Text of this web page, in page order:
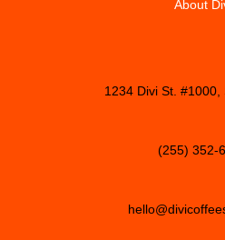
About
1234 Divi St. #1000,
(255) 352-